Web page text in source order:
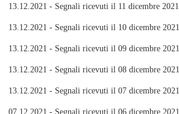
13.12.2021 - Segnali ricevuti il 11 dicembre 2021
13.12.2021 - Segnali ricevuti il 10 dicembre 2021
13.12.2021 - Segnali ricevuti il 09 dicembre 2021
13.12.2021 - Segnali ricevuti il 08 dicembre 2021
13.12.2021 - Segnali ricevuti il 07 dicembre 2021
07.12.2021 - Segnali ricevuti il 06 dicembre 2021